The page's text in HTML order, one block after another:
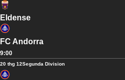
Eldense
FC Andorra
9:00
20 thg 12Segunda Division